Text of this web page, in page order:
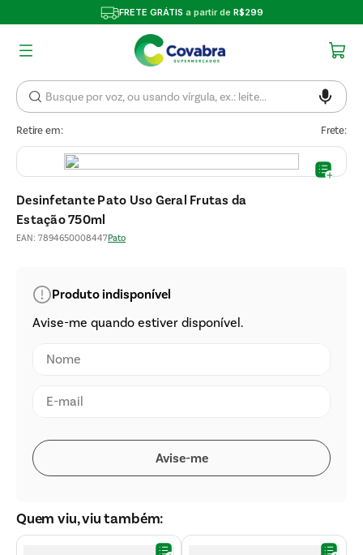
FRETE GRÁTIS a partir de R$299
Retire em: Frete:
Desinfetante Pato Uso Geral Frutas da
Estação 750ml
EAN: 7894650008447Pato
Quem viu, viu também: